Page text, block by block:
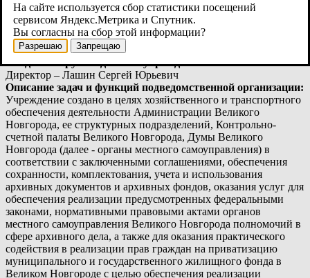
Социальные сети:
Группа ВК
Номера телефонов:
(816 2) 983-412, (8162) 983-627
Сведения о руководителях учреждения:
Директор – Лашин Сергей Юрьевич
Описание задач и функций подведомственной организации:
Учреждение создано в целях хозяйственного и транспортного
обеспечения деятельности Администрации Великого
Новгорода, ее структурных подразделений, Контрольно-
счетной палаты Великого Новгорода, Думы Великого
Новгорода (далее - органы местного самоуправления) в
соответствии с заключенными соглашениями, обеспечения
сохранности, комплектования, учета и использования
архивных документов и архивных фондов, оказания услуг для
обеспечения реализации предусмотренных федеральными
законами, нормативными правовыми актами органов
местного самоуправления Великого Новгорода полномочий в
сфере архивного дела, а также для оказания практического
содействия в реализации прав граждан на приватизацию
муниципального и государственного жилищного фонда в
Великом Новгороде c целью обеспечения реализации
На сайте используется сбор статистики посещений
сервисом Яндекс.Метрика и Спутник.
Вы согласны на сбор этой информации?
Разрешаю Запрещаю